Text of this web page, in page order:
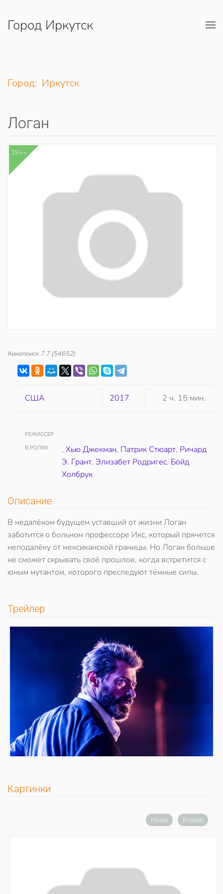
Перейти к содержимому
Город Иркутск
Город: Иркутск
Логан
18++
Кинопоиск 7.7(54652)
США 2017 2 ч. 15 мин.
РЕЖИССЕР
В РОЛЯХ
, Хью Джекман, Патрик Стюарт, Ричард
Э. Грант, Элизабет Родригес, Бойд
Холбрук
Описание
В недалёком будущем уставший от жизни Логан
заботится о больном профессоре Икс, который прячется
неподалёку от мексиканской границы. Но Логан больше
не сможет скрывать своё прошлое, когда встретится с
юным мутантом, которого преследуют тёмные силы.
Трейлер
Картинки
Назад Вперед